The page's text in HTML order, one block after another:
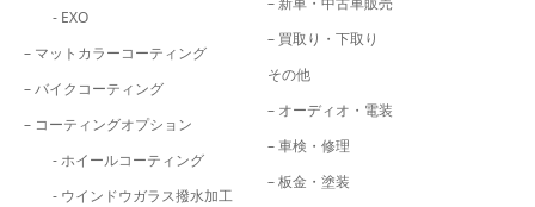
- EXO
– マットカラーコーティング
– バイクコーティング
– コーティングオプション
- ホイールコーティング
- ウインドウガラス撥水加工
– 買取り・下取り
その他
– オーディオ・電装
– 車検・修理
– 板金・塗装